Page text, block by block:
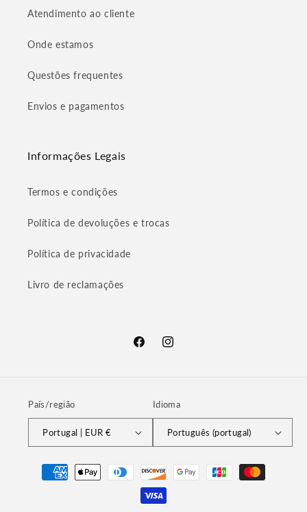
Atendimento ao cliente
Onde estamos
Questões frequentes
Envios e pagamentos
Informações Legais
Termos e condições
Política de devoluções e trocas
Política de privacidade
Livro de reclamações
FacebookInstagram
País/região
Portugal | EUR €
Idioma
Português (portugal)
Métodos